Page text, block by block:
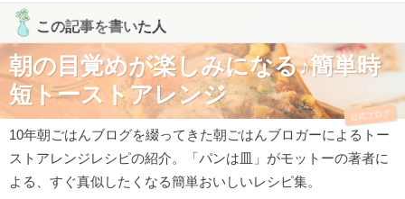
この記事を書いた人
朝の目覚めが楽しみになる♪簡単時
短トーストアレンジ
公式ブログ
10年朝ごはんブログを綴ってきた朝ごはんブロガーによるトー
ストアレンジレシピの紹介。「パンは皿」がモットーの著者に
よる、すぐ真似したくなる簡単おいしいレシピ集。